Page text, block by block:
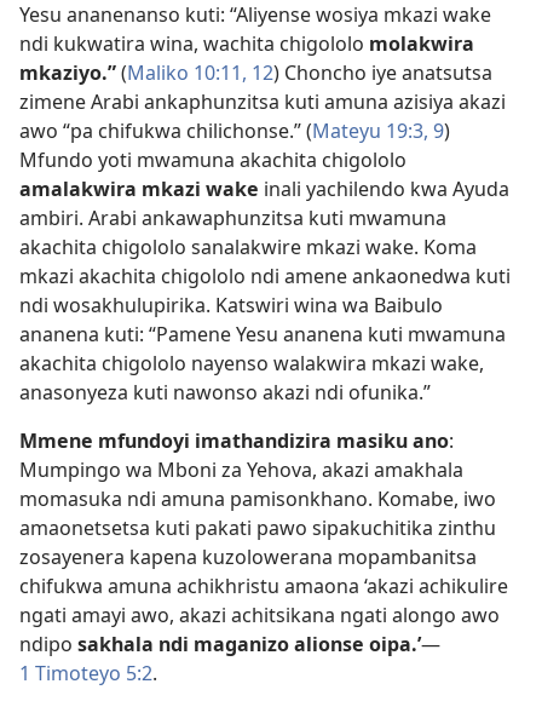
Yesu ananenanso kuti: “Aliyense wosiya mkazi wake
ndi kukwatira wina, wachita chigololo molakwira
mkaziyo.”(Maliko 10:11, 12) Choncho iye anatsutsa
zimene Arabi ankaphunzitsa kuti amuna azisiya akazi
awo “pa chifukwa chilichonse.” (Mateyu 19:3, 9)
Mfundo yoti mwamuna akachita chigololo
amalakwira mkazi wake inali yachilendo kwa Ayuda
ambiri. Arabi ankawaphunzitsa kuti mwamuna
akachita chigololo sanalakwire mkazi wake. Koma
mkazi akachita chigololo ndi amene ankaonedwa kuti
ndi wosakhulupirika. Katswiri wina wa Baibulo
ananena kuti: “Pamene Yesu ananena kuti mwamuna
akachita chigololo nayenso walakwira mkazi wake,
anasonyeza kuti nawonso akazi ndi ofunika.”
Mmene mfundoyi imathandizira masiku ano:
Mumpingo wa Mboni za Yehova, akazi amakhala
momasuka ndi amuna pamisonkhano. Komabe, iwo
amaonetsetsa kuti pakati pawo sipakuchitika zinthu
zosayenera kapena kuzolowerana mopambanitsa
chifukwa amuna achikhristu amaona ‘akazi achikulire
ngati amayi awo, akazi achitsikana ngati alongo awo
ndipo sakhala ndi maganizo alionse oipa.’​—
1 Timoteyo 5:2.